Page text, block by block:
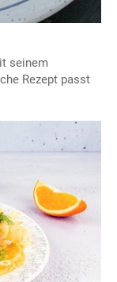
seinem
Rezept passt